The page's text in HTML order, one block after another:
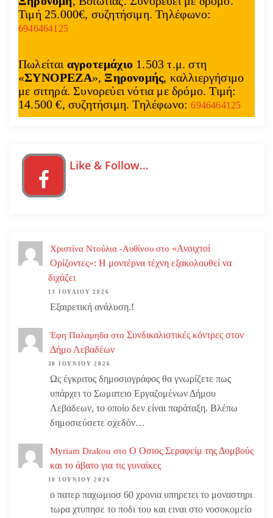
ρ
ρ
ω
Τιμή 25.000€, συζητήσιμη. Τηλέφωνο:
6946464125
Πωλείται αγροτεμάχιο 1.503 τ.μ. στη
«ΣΥΝΟΡΕΖΑ», Ξηρονομής, καλλιεργήσιμο
με σιτηρά. Συνορεύει νότια με δρόμο. Τιμή:
14.500 €, συζητήσιμη. Τηλέφωνο:6946464125
Like & Follow…
Χριστίνα Ντούλια -Αυθίνου στο «Ανοιχτοί
Ορίζοντες»: Η μοντέρνα τέχνη εξακολουθεί να
διχάζει
13 ΙΟΥΛΊΟΥ 2026
Εξαιρετική ανάλυση.!
Έφη Παλαμηδα στο Συνδικαλιστικές κόντρες στον
Δήμο Λεβαδέων
30 ΙΟΥΝΊΟΥ 2026
Ως έγκριτος δημοσιογράφος θα γνωρίζετε πως
υπάρχει το Σωματειο Εργαζομένων Δήμου
Λεβαδεων, το οποίο δεν είναι παράταξη. Βλέπω
δημοσιεύσετε σχεδόν…
Myriam Drakou στο Ο Οσιος Σεραφείμ της Δομβούς
και το άβατο για τις γυναίκες
10 ΙΟΥΝΊΟΥ 2026
ο πατερ παχωμιοσ 60 χρονια υπηρετει το μοναστηρι
τωρα χτυπησε το ποδι του και ειναι στο νοσοκομείο